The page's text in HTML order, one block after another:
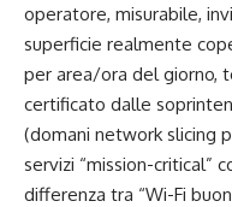
operatore, misurabile,
superficie realmente
per area/ora del giorno,
certificato dalle
(domani network slicing
servizi “mission-critical”
differenza tra “Wi-Fi